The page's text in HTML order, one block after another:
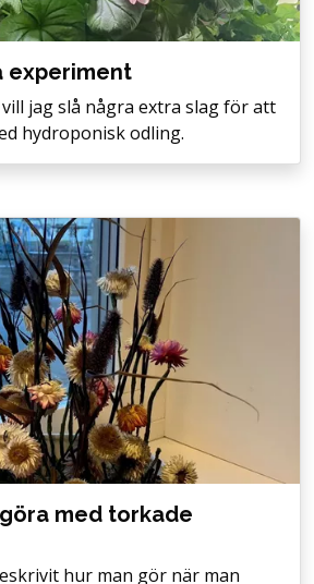
experiment
jag slå några extra slag för att
hydroponisk odling.
med torkade
hur man gör när man